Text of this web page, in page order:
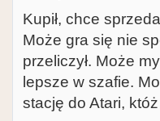
Kupił, chce
Może gra się nie
przeliczył. Może
lepsze w szafie.
stację do Atari,